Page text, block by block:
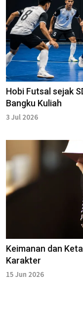
Hobi Futsal sejak
Bangku Kuliah
3 Jul 2026
Keimanan dan
Karakter
15 Jun 2026